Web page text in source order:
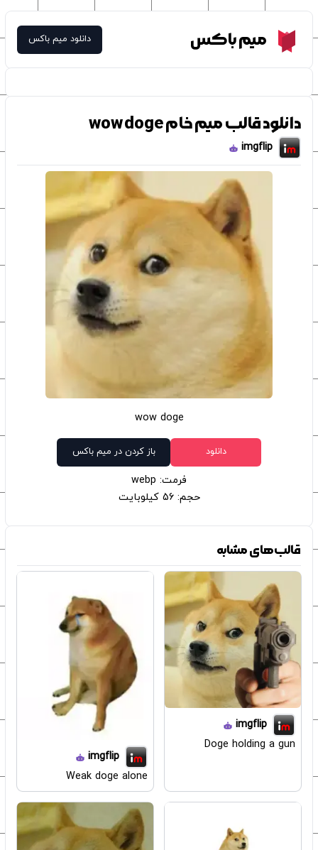
Meme Boxمیم باکس دانلود میم باکس
دانلود قالب میم خام wow doge
imgflip
wow doge
دانلود باز کردن در میم باکس
فرمت: webp
حجم: 56 کیلوبایت
قالب‌های مشابه
imgflip
Doge holding a gun
imgflip
Weak doge alone